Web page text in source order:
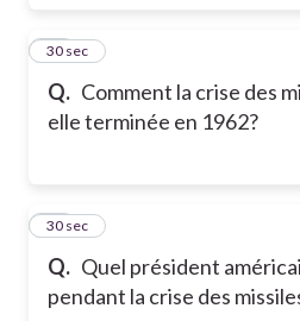
Q. Comment la crise des
elle terminée en 1962?
28
30 sec
Q. Quel président
pendant la crise des
29
30 sec